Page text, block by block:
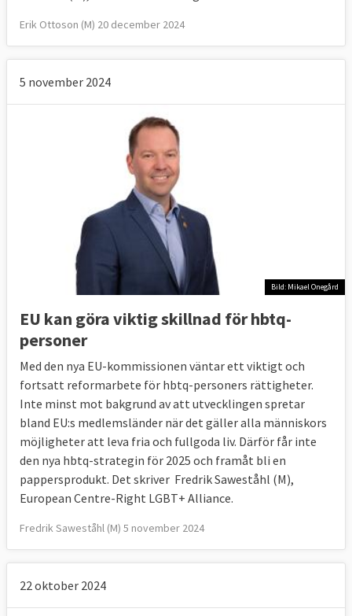
Erik Ottoson (M) 20 december 2024
5 november 2024
Bild: Mikael Onegård
EU kan göra viktig skillnad för hbtq-
personer
Med den nya EU-kommissionen väntar ett viktigt och
fortsatt reformarbete för hbtq-personers rättigheter.
Inte minst mot bakgrund av att utvecklingen spretar
bland EU:s medlemsländer när det gäller alla människors
möjligheter att leva fria och fullgoda liv. Därför får inte
den nya hbtq-strategin för 2025 och framåt bli en
pappersprodukt. Det skriver Fredrik Saweståhl (M),
European Centre-Right LGBT+ Alliance.
Fredrik Saweståhl (M) 5 november 2024
22 oktober 2024